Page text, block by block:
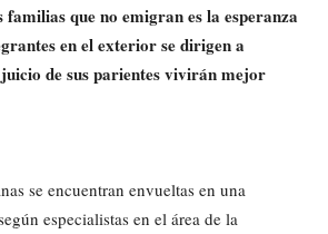
familias que no emigran es la esperanza
en el exterior se dirigen a
de sus parientes vivirán mejor
se encuentran envueltas en una
especialistas en el área de la